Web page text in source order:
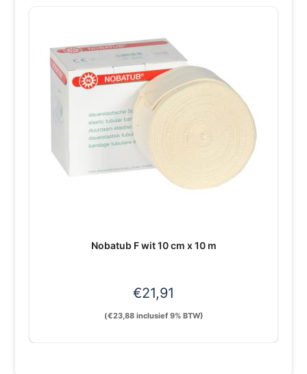
Nobatub F wit 10 cm x 10 m
€21,91
(€23,88inclusief 9% BTW)